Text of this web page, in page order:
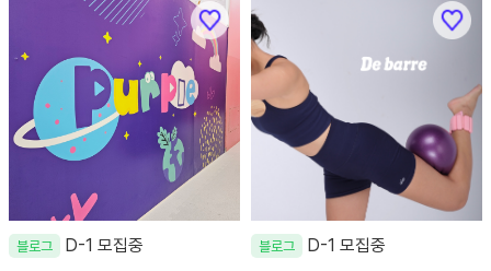
블로그 D-1 모집중 블로그 D-1 모집중